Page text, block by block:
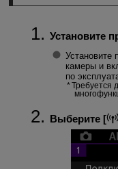
Установите
Установите
камеры и
по
Выберите [